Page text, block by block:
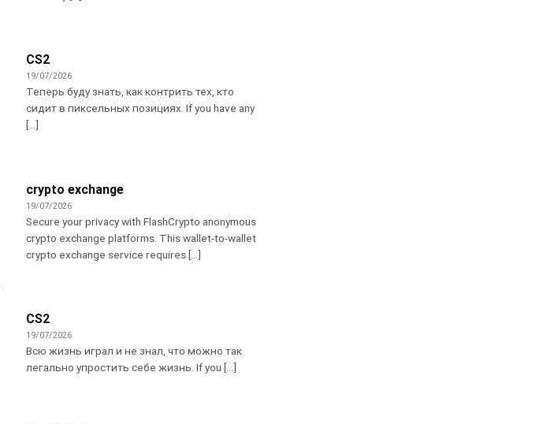
CS2
19/07/2026
Теперь буду знать, как контрить тех, кто
сидит в пиксельных позициях. If you have any
[...]
crypto exchange
19/07/2026
Secure your privacy with FlashCrypto anonymous
crypto exchange platforms. This wallet-to-wallet
crypto exchange service requires [...]
CS2
19/07/2026
Всю жизнь играл и не знал, что можно так
легально упростить себе жизнь. If you [...]